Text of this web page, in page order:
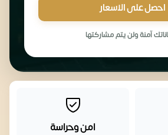
احصل على الاسعار
آمنة ولن يتم مشاركتها
امن وحراسة